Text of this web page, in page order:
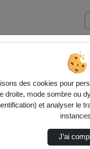
des cookies pour
droite, mode sombre ou
et analyser le
J’ai